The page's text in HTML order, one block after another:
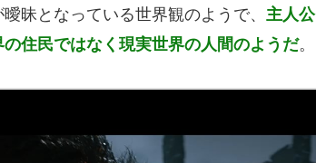
昧となっている世界観のようで、 主人公
住民ではなく現実世界の人間のようだ。